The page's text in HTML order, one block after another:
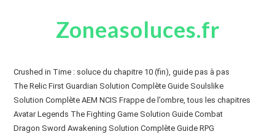
Zoneasoluces.fr
Crushed in Time : soluce du chapitre 10 (fin), guide pas à pas
The Relic First Guardian Solution Complète Guide Soulslike
Solution Complète AEM NCIS Frappe de l’ombre, tous les chapitres
Avatar Legends The Fighting Game Solution Guide Combat
Dragon Sword Awakening Solution Complète Guide RPG